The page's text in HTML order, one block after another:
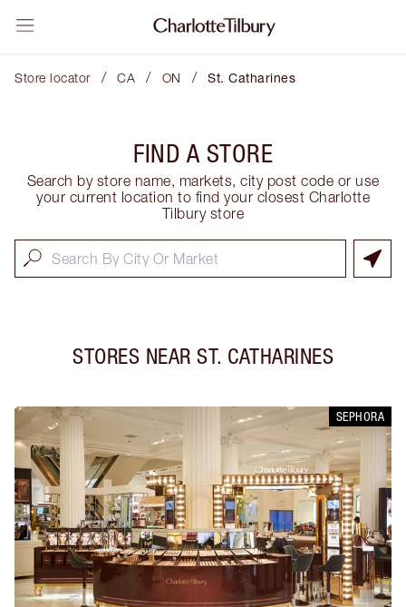
Store locator / CA / ON / St. Catharines
FIND A STORE
Search by store name, markets, city post code or use
your current location to find your closest Charlotte
Tilbury store
STORES NEAR ST. CATHARINES
SEPHORA